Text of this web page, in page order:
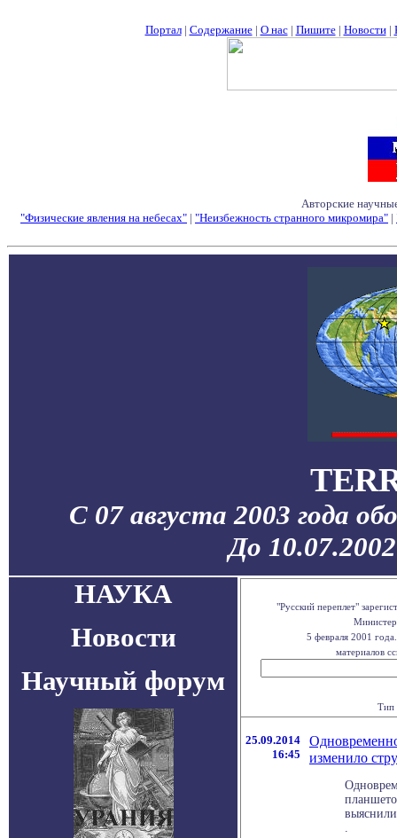
Портал| Содержание| О нас| Пишите| Новости|
Авторские
"Физические явления на небесах" | "Неизбежность странного микромира" |
С 07 августа 2003 года
До
НАУКА
Новости
Научный форум
"Русский переплет"
5 февраля 2001
материалов
Тип
25.09.2014
16:45
изменило
.